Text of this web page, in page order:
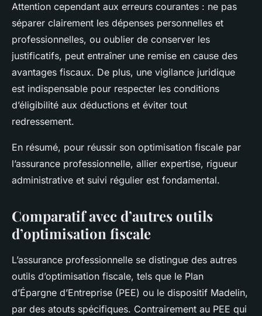
Attention cependant aux erreurs courantes : ne pas
séparer clairement les dépenses personnelles et
professionnelles, ou oublier de conserver les
justificatifs, peut entraîner une remise en cause des
avantages fiscaux. De plus, une vigilance juridique
est indispensable pour respecter les conditions
d’éligibilité aux déductions et éviter tout
redressement.
En résumé, pour réussir son optimisation fiscale par
l’assurance professionnelle, allier expertise, rigueur
administrative et suivi régulier est fondamental.
Comparatif avec d’autres outils
d’optimisation fiscale
L’assurance professionnelle se distingue des autres
outils d’optimisation fiscale, tels que le Plan
d’Épargne d’Entreprise (PEE) ou le dispositif Madelin,
par des atouts spécifiques. Contrairement au PEE qui